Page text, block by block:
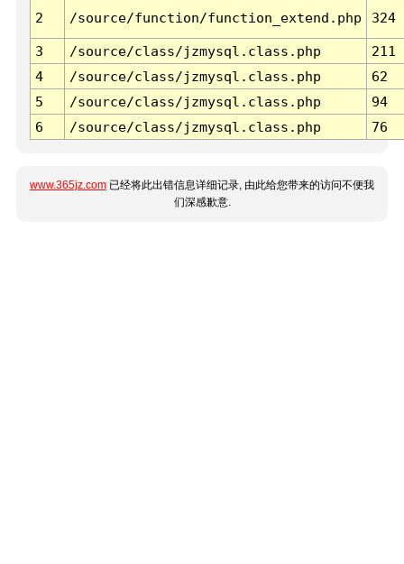
2 /source/function/function_extend.php 324
3 /source/class/jzmysql.class.php
211
4
/source/class/jzmysql.class.php
62
5
/source/class/jzmysql.class.php
94
6
/source/class/jzmysql.class.php 76
www.365jz.com 已经将此出错信息详细记录, 由此给您带来的访问不便我
们深感歉意.